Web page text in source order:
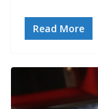
Read More